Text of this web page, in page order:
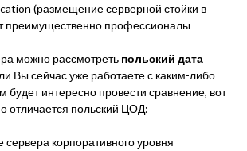
(размещение серверной стойки в
преимущественно профессионалы
можно рассмотреть польский дата
Вы сейчас уже работаете с каким-либо
будет интересно провести сравнение, вот
отличается польский ЦОД:
корпоративного уровня